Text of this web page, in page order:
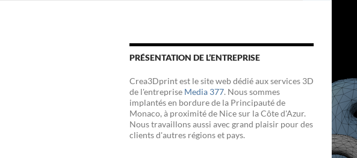
PRÉSENTATION DE L’ENTREPRISE
Crea3Dprint est le site web dédié aux services 3D
de l'entreprise Media 377. Nous sommes
implantés en bordure de la Principauté de
Monaco, à proximité de Nice sur la Côte d'Azur.
Nous travaillons aussi avec grand plaisir pour des
clients d'autres régions et pays.